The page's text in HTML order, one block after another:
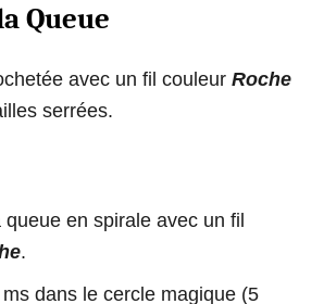
Queue
avec un fil couleur Roche
serrées.
queue en spirale avec un fil
.
dans le cercle magique (5